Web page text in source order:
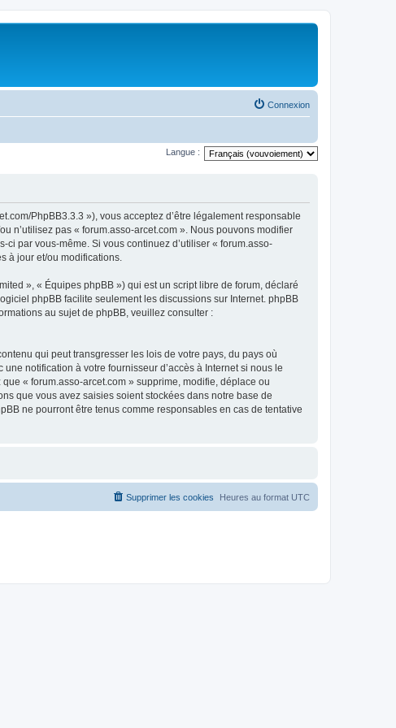
Connexion
Langue :
PhpBB3.3.3 »), vous acceptez d’être légalement responsable
n’utilisez pas « forum.asso-arcet.com ». Nous pouvons modifier
par vous-même. Si vous continuez d’utiliser « forum.asso-
à jour et/ou modifications.
», « Équipes phpBB ») qui est un script libre de forum, déclaré
phpBB facilite seulement les discussions sur Internet. phpBB
au sujet de phpBB, veuillez consulter :
qui peut transgresser les lois de votre pays, du pays où
notification à votre fournisseur d’accès à Internet si nous le
« forum.asso-arcet.com » supprime, modifie, déplace ou
que vous avez saisies soient stockées dans notre base de
ne pourront être tenus comme responsables en cas de tentative
Heures au format UTC
Supprimer les cookies